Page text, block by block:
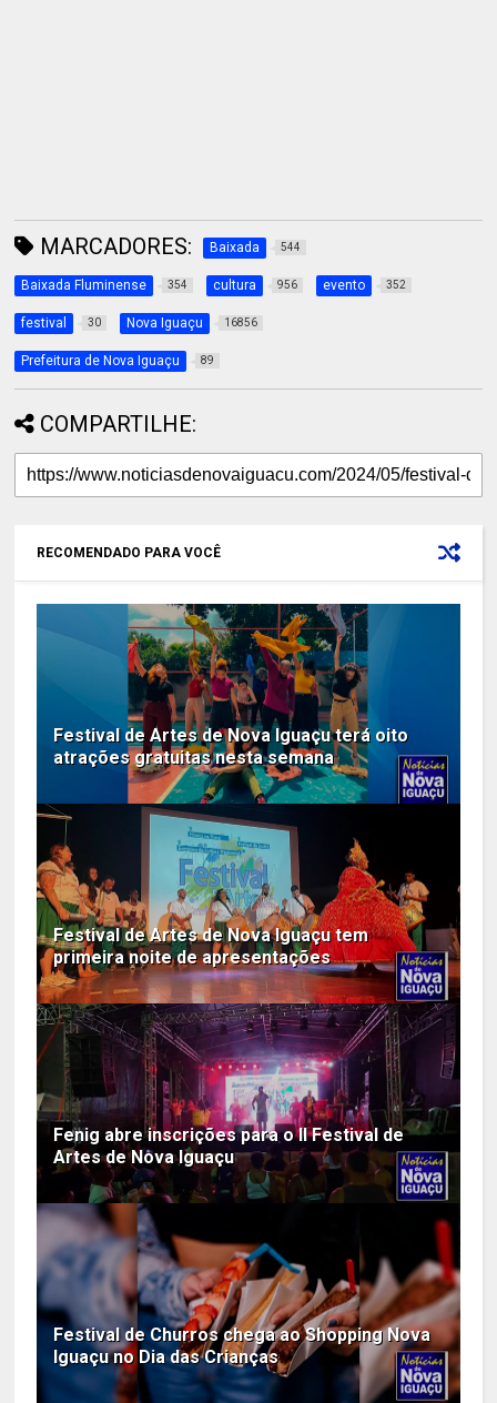
MARCADORES: Baixada 544
Baixada Fluminense 354 cultura 956 evento 352
festival 30 Nova Iguaçu 16856
Prefeitura de Nova Iguaçu 89
COMPARTILHE:
RECOMENDADO PARA VOCÊ
Festival de Artes de Nova Iguaçu terá oito
atrações gratuitas nesta semana
Festival de Artes de Nova Iguaçu tem
primeira noite de apresentações
Fenig abre inscrições para o II Festival de
Artes de Nova Iguaçu
Festival de Churros chega ao Shopping Nova
Iguaçu no Dia das Crianças